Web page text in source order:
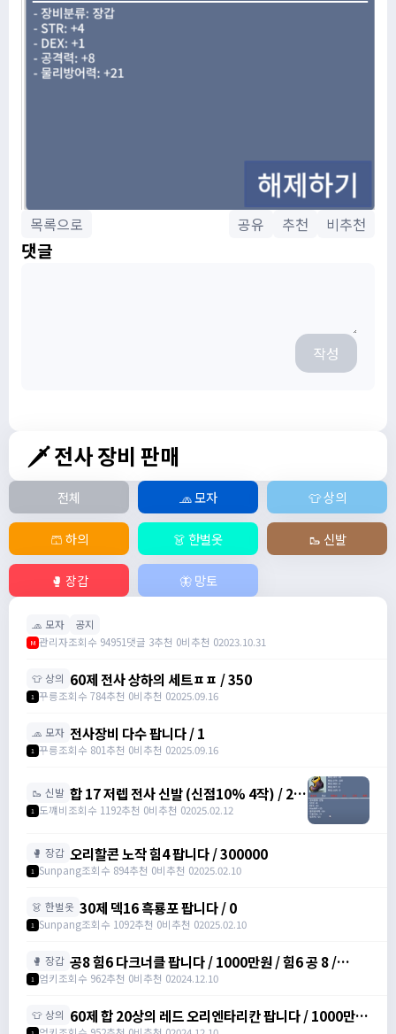
목록으로 공유 추천 비추천
댓글
작성
🗡️ 전사 장비 판매
전체 🧢 모자 👕 상의
🩳 하의 👗 한벌옷 🥾 신발
🥊 장갑 🦋 망토
🧢 모자 공지
M 관리자조회수 94951댓글 3추천 0비추천 02023.10.31
👕 상의 60제 전사 상하의 세트ㅍㅍ / 350
1 꾸릉조회수 784추천 0비추천 02025.09.16
🧢 모자 전사장비 다수 팝니다 / 1
1 꾸릉조회수 801추천 0비추천 02025.09.16
🥾 신발 합 17 저렙 전사 신발 (신점10% 4작) / 2억
/ 댓에 연락처 달아주세요
1 도꺠비조회수 1192추천 0비추천 02025.02.12
🥊 장갑 오리할콘 노작 힘4 팝니다 / 300000
1 Sunpang조회수 894추천 0비추천 02025.02.10
👗 한벌옷 30제 덱16 흑룡포 팝니다 / 0
1 Sunpang조회수 1092추천 0비추천 02025.02.10
🥊 장갑 공8 힘6 다크너클 팝니다 / 1000만원 / 힘6 공 8 /
https://open.kakao.com/o/srDmv3Wf
1 엄키조회수 962추천 0비추천 02024.12.10
👕 상의 60제 합 20상의 레드 오리엔타리칸 팝니다 / 1000만원